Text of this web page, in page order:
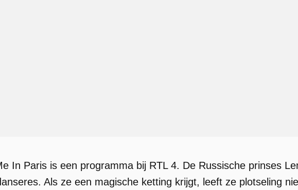
In Paris is een programma bij RTL 4. De Russische prinses
Als ze een magische ketting krijgt, leeft ze plotseling